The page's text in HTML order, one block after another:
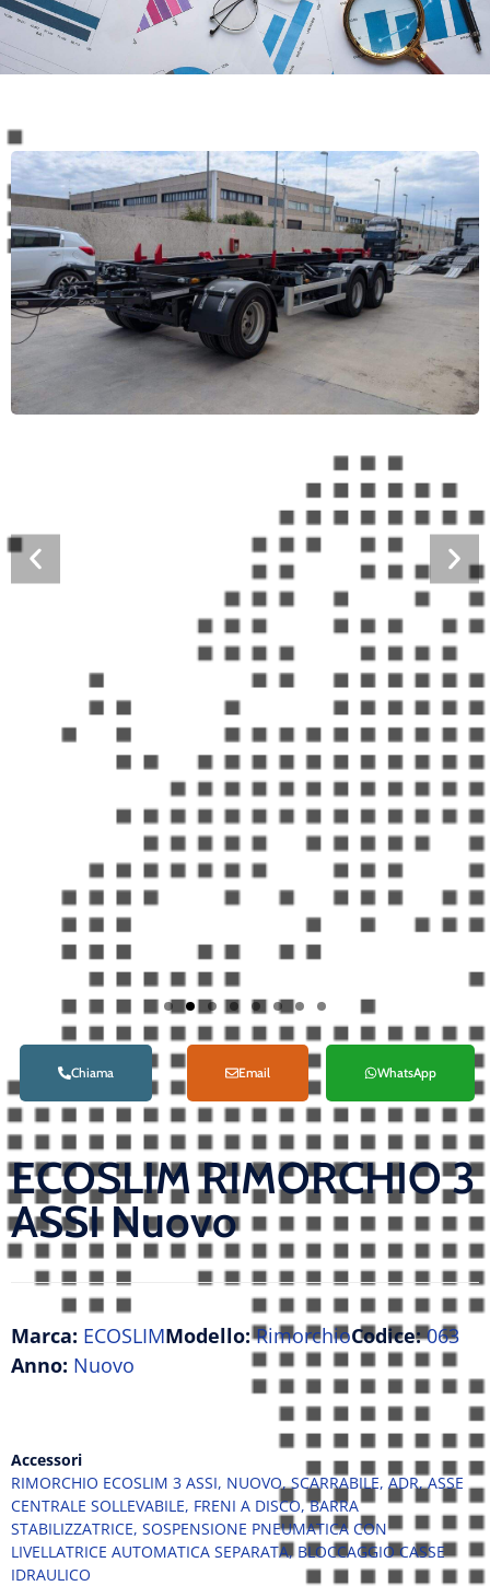
Chiama Email WhatsApp
ECOSLIM RIMORCHIO 3
ASSI Nuovo
Marca: ECOSLIMModello:RimorchioCodice:063
Anno: Nuovo
Accessori
RIMORCHIO ECOSLIM 3 ASSI, NUOVO, SCARRABILE, ADR, ASSE
CENTRALE SOLLEVABILE, FRENI A DISCO, BARRA
STABILIZZATRICE, SOSPENSIONE PNEUMATICA CON
LIVELLATRICE AUTOMATICA SEPARATA, BLOCCAGGIO CASSE
IDRAULICO